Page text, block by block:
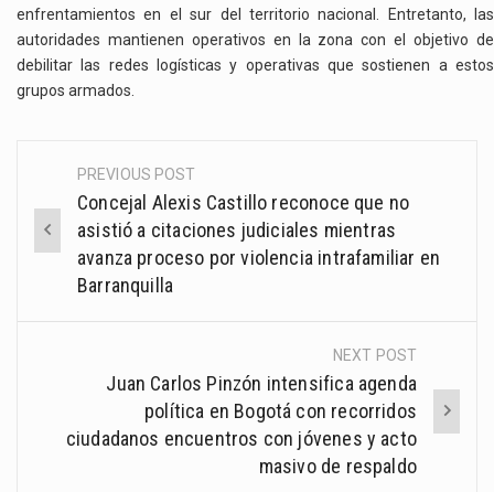
enfrentamientos en el sur del territorio nacional. Entretanto, las
autoridades mantienen operativos en la zona con el objetivo de
debilitar las redes logísticas y operativas que sostienen a estos
grupos armados.
Post
navigation
PREVIOUS POST
Concejal Alexis Castillo reconoce que no
asistió a citaciones judiciales mientras
avanza proceso por violencia intrafamiliar en
Barranquilla
NEXT POST
Juan Carlos Pinzón intensifica agenda
política en Bogotá con recorridos
ciudadanos encuentros con jóvenes y acto
masivo de respaldo